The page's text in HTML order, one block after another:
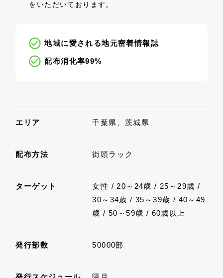
をいただいております。
地域に愛される地元密着情報誌
配布消化率99%
エリア 千葉県、茨城県
配布方法 街頭ラック
ターゲット
女性 / 20～24歳 / 25～29歳 /
30～34歳 / 35～39歳 / 40～49
歳 / 50～59歳 / 60歳以上
発行部数 50000部